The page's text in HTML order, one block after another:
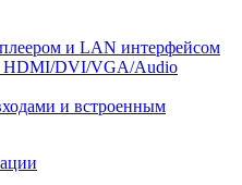
и LAN интерфейсом
HDMI/DVI/VGA/Audio
и встроенным